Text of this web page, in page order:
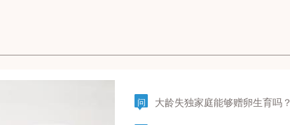
问 大龄失独家庭能够赠卵生育吗？